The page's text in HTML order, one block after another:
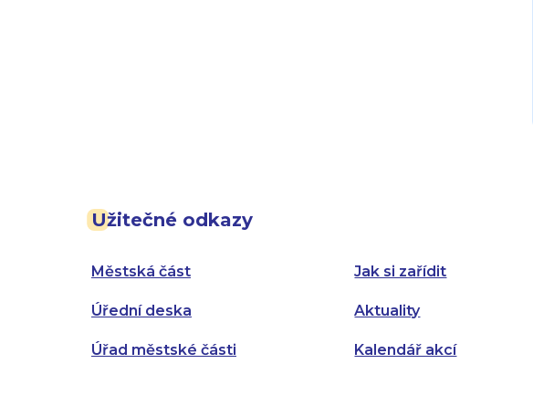
Užitečné odkazy
Městská část
Úřední deska
Úřad městské části
Jak si zařídit
Aktuality
Kalendář akcí